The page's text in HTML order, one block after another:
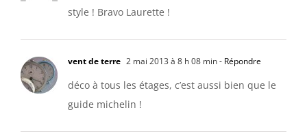
style ! Bravo Laurette !
vent de terre 2 mai 2013 à 8 h 08 min- Répondre
déco à tous les étages, c’est aussi bien que le
guide michelin !